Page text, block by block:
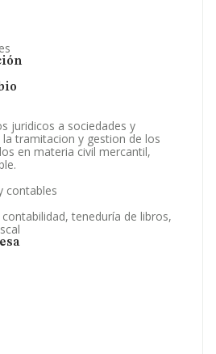
juridicos a sociedades y
tramitacion y gestion de los
en materia civil mercantil,
contables
teneduría de libros,